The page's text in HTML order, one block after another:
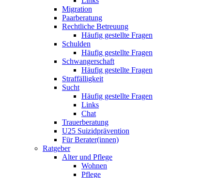
Migration
Paarberatung
Rechtliche Betreuung
Häufig gestellte Fragen
Schulden
Häufig gestellte Fragen
Schwangerschaft
Häufig gestellte Fragen
Straffälligkeit
Sucht
Häufig gestellte Fragen
Links
Chat
Trauerberatung
U25 Suizidprävention
Für Berater(innen)
Ratgeber
Alter und Pflege
Wohnen
Pflege